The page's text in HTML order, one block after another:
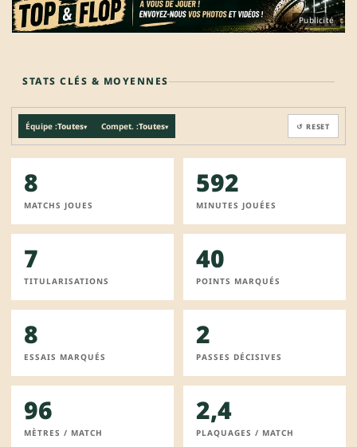
Publicité
STATS CLÉS & MOYENNES
Équipe :Toutes▾ Compet. :Toutes▾ ↺ RESET
8
MATCHS JOUES
592
MINUTES JOUÉES
7
TITULARISATIONS
40
POINTS MARQUÉS
8
ESSAIS MARQUÉS
2
PASSES DÉCISIVES
96
MÈTRES / MATCH
2,4
PLAQUAGES / MATCH